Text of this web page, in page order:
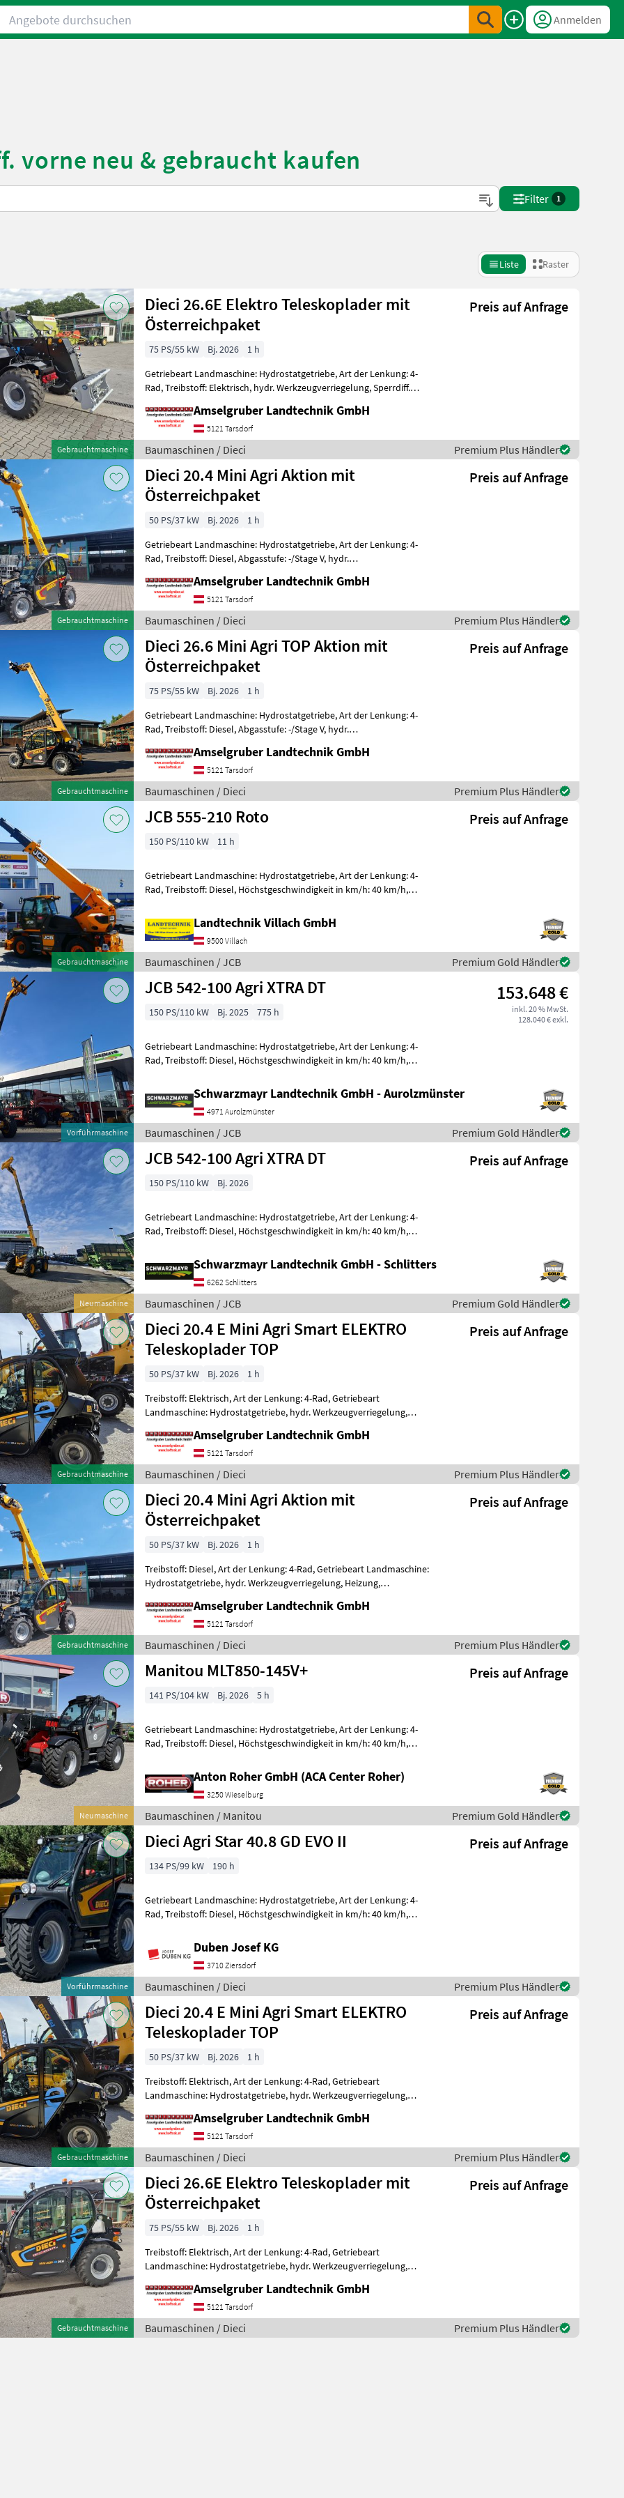
Angebote durchsuchen
Anmelden
vorne neu & gebraucht kaufen
Filter 1
Liste Raster
Gebrauchtmaschine
Dieci 26.6E Elektro Teleskoplader mit
Österreichpaket
Preis auf Anfrage
75 PS/55 kW Bj. 2026
1 h
Getriebeart Landmaschine: Hydrostatgetriebe, Art der Lenkung: 4-
Rad, Treibstoff: Elektrisch, hydr. Werkzeugverriegelung, Sperrdiff.
Amselgruber Landtechnik GmbH
5121 Tarsdorf
Baumaschinen / Dieci Premium Plus Händler
Gebrauchtmaschine
Dieci 20.4 Mini Agri Aktion mit
Österreichpaket
Preis auf Anfrage
50 PS/37 kW Bj. 2026
1 h
Getriebeart Landmaschine: Hydrostatgetriebe, Art der Lenkung: 4-
Rad, Treibstoff: Diesel, Abgasstufe: -/Stage V, hydr.
Amselgruber Landtechnik GmbH
5121 Tarsdorf
Baumaschinen / Dieci Premium Plus Händler
Gebrauchtmaschine
Dieci 26.6 Mini Agri TOP Aktion mit
Österreichpaket
Preis auf Anfrage
75 PS/55 kW Bj. 2026
1 h
Getriebeart Landmaschine: Hydrostatgetriebe, Art der Lenkung: 4-
Rad, Treibstoff: Diesel, Abgasstufe: -/Stage V, hydr.
Amselgruber Landtechnik GmbH
5121 Tarsdorf
Baumaschinen / Dieci Premium Plus Händler
Gebrauchtmaschine
JCB 555-210 Roto Preis auf Anfrage
150 PS/110 kW 11 h
Getriebeart Landmaschine: Hydrostatgetriebe, Art der Lenkung: 4-
Rad, Treibstoff: Diesel, Höchstgeschwindigkeit in km/h: 40 km/h,
Landtechnik Villach GmbH
9500 Villach
Baumaschinen / JCB Premium Gold Händler
Vorführmaschine
JCB 542-100 Agri XTRA DT 153.648 €
inkl. 20 % MwSt.
128.040 € exkl.
150 PS/110 kW Bj. 2025 775 h
Getriebeart Landmaschine: Hydrostatgetriebe, Art der Lenkung: 4-
Rad, Treibstoff: Diesel, Höchstgeschwindigkeit in km/h: 40 km/h,
Schwarzmayr Landtechnik GmbH - Aurolzmünster
4971 Aurolzmünster
Baumaschinen / JCB Premium Gold Händler
Neumaschine
JCB 542-100 Agri XTRA DT Preis auf Anfrage
150 PS/110 kW Bj. 2026
Getriebeart Landmaschine: Hydrostatgetriebe, Art der Lenkung: 4-
Rad, Treibstoff: Diesel, Höchstgeschwindigkeit in km/h: 40 km/h,
Schwarzmayr Landtechnik GmbH - Schlitters
6262 Schlitters
Baumaschinen / JCB Premium Gold Händler
Gebrauchtmaschine
Dieci 20.4 E Mini Agri Smart ELEKTRO
Teleskoplader TOP
Preis auf Anfrage
50 PS/37 kW Bj. 2026
1 h
Treibstoff: Elektrisch, Art der Lenkung: 4-Rad, Getriebeart
Landmaschine: Hydrostatgetriebe, hydr. Werkzeugverriegelung,
Amselgruber Landtechnik GmbH
5121 Tarsdorf
Baumaschinen / Dieci Premium Plus Händler
Gebrauchtmaschine
Dieci 20.4 Mini Agri Aktion mit
Österreichpaket
Preis auf Anfrage
50 PS/37 kW Bj. 2026
1 h
Treibstoff: Diesel, Art der Lenkung: 4-Rad, Getriebeart Landmaschine:
Hydrostatgetriebe, hydr. Werkzeugverriegelung, Heizung,
Amselgruber Landtechnik GmbH
5121 Tarsdorf
Baumaschinen / Dieci Premium Plus Händler
Neumaschine
Manitou MLT850-145V+ Preis auf Anfrage
141 PS/104 kW Bj. 2026 5 h
Getriebeart Landmaschine: Hydrostatgetriebe, Art der Lenkung: 4-
Rad, Treibstoff: Diesel, Höchstgeschwindigkeit in km/h: 40 km/h,
Anton Roher GmbH (ACA Center Roher)
3250 Wieselburg
Baumaschinen / Manitou Premium Gold Händler
Vorführmaschine
Dieci Agri Star 40.8 GD EVO II Preis auf Anfrage
134 PS/99 kW 190 h
Getriebeart Landmaschine: Hydrostatgetriebe, Art der Lenkung: 4-
Rad, Treibstoff: Diesel, Höchstgeschwindigkeit in km/h: 40 km/h,
Duben Josef KG
3710 Ziersdorf
Baumaschinen / Dieci Premium Plus Händler
Gebrauchtmaschine
Dieci 20.4 E Mini Agri Smart ELEKTRO
Teleskoplader TOP
Preis auf Anfrage
50 PS/37 kW Bj. 2026
1 h
Treibstoff: Elektrisch, Art der Lenkung: 4-Rad, Getriebeart
Landmaschine: Hydrostatgetriebe, hydr. Werkzeugverriegelung,
Amselgruber Landtechnik GmbH
5121 Tarsdorf
Baumaschinen / Dieci Premium Plus Händler
Gebrauchtmaschine
Dieci 26.6E Elektro Teleskoplader mit
Österreichpaket
Preis auf Anfrage
75 PS/55 kW Bj. 2026
1 h
Treibstoff: Elektrisch, Art der Lenkung: 4-Rad, Getriebeart
Landmaschine: Hydrostatgetriebe, hydr. Werkzeugverriegelung,
Amselgruber Landtechnik GmbH
5121 Tarsdorf
Baumaschinen / Dieci Premium Plus Händler